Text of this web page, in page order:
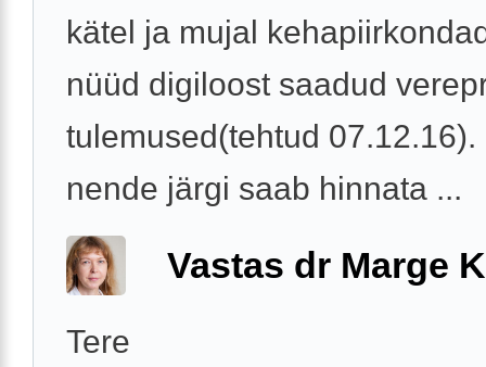
kätel ja mujal
nüüd digiloost saadud
tulemused(tehtud 07.12.16).
nende järgi saab hinnata ...
Vastas dr Marge
Tere